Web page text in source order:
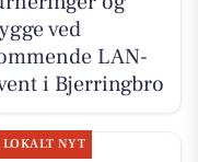
ved
LAN-
i Bjerringbro
LOKALT NYT